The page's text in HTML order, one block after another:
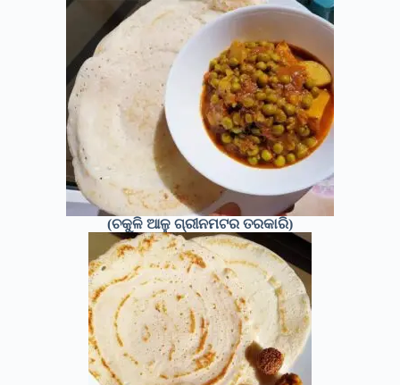
(ଚକୁଳି ଆଳୁ ଗ୍ରୀନମଟର ତରକାରି)